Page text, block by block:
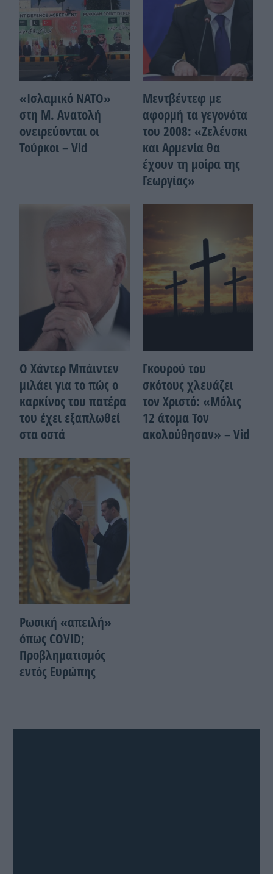
«Ισλαμικό ΝΑΤΟ»
στη Μ. Ανατολή
ονειρεύονται οι
Τούρκοι – Vid
Μεντβέντεφ με
αφορμή τα γεγονότα
του 2008: «Ζελένσκι
και Αρμενία θα
έχουν τη μοίρα της
Γεωργίας»
Ο Χάντερ Μπάιντεν
μιλάει για το πώς ο
καρκίνος του πατέρα
του έχει εξαπλωθεί
στα οστά
Γκουρού του
σκότους χλευάζει
τον Χριστό: «Μόλις
12 άτομα Τον
ακολούθησαν» – Vid
Ρωσική «απειλή»
όπως COVID;
Προβληματισμός
εντός Ευρώπης